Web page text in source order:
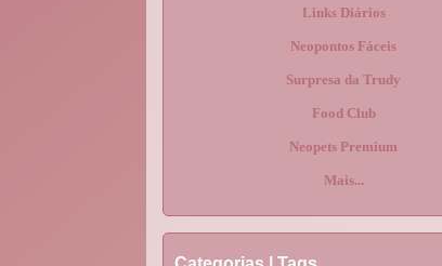
Links Diários
Neopontos Fáceis
Surpresa da Trudy
Food Club
Neopets Premium
Mais...